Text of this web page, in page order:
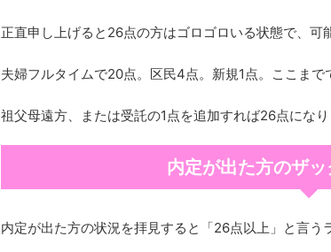
正直申し上げると26点の方はゴロゴロいる状態で、可
夫婦フルタイムで20点。区民4点。新規1点。ここまで
祖父母遠方、または受託の1点を追加すれば26点になり
内定が出た方のザ
内定が出た方の状況を拝見すると「26点以上」と言う